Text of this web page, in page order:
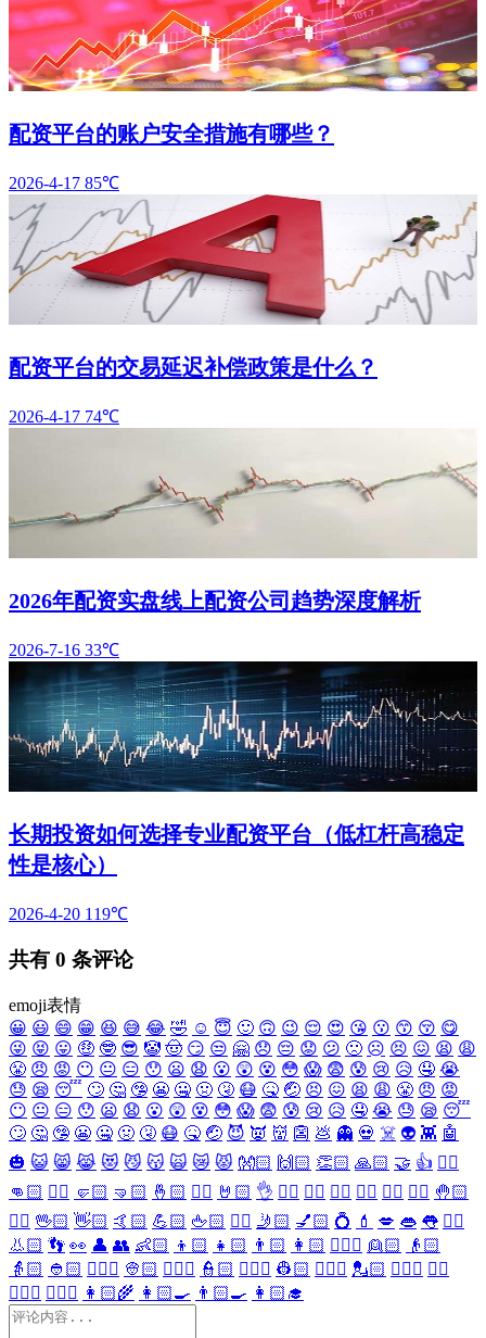
配资平台的账户安全措施有哪些？
2026-4-17 85℃
配资平台的交易延迟补偿政策是什么？
2026-4-17 74℃
2026年配资实盘线上配资公司趋势深度解析
2026-7-16 33℃
长期投资如何选择专业配资平台（低杠杆高稳定
性是核心）
2026-4-20 119℃
共有 0 条评论
emoji表情
😀 😃 😄 😁 😆 😅 😂 🤣 ☺️ 😇 🙂 🙃 😉 😌 😍 😘 😗 😙 😚 😋
😜 😝 😛 🤑 🤓 😎 🤡 🤠 😏 😒 🤗 😞 😔 😟 😕 🙁 ☹️ 😣 😖 😫 😩
😤 😠 😡 😶 😐 😑 😯 😦 😧 😮 😲 😵 😳 😱 😨 😰 😢 😥 🤤 😭
😓 😪 😴 🙄 🤔 🤥 😬 🤐 🤢 🤧 😷 🤒 🤕 😣 😖 😫 😩 😤 😠 😡
😶 😐 😑 😯 😦 😧 😮 😲 😵 😳 😱 😨 😰 😢 😥 🤤 😭 😓 😪 😴
🙄 🤔 🤥 😬 🤐 🤢 🤧 😷 🤒 🤕 😈 👿 👹 👺 💩 👻 💀 ☠️ 👽 👾 🤖
🎃 😺 😸 😹 😻 😼 😽 🙀 😿 😾 👐🏻 🙌🏻 👏🏻 🙏🏻 🤝 👍 👎🏻
👊🏻 ✊🏻 🤛🏻 🤜🏻 🤞🏻 ✌🏻 🤘🏻 👌 👈🏻 👉🏻 👆🏻 👇🏻 ☝🏻 ✋🏻 🤚🏻
🖐🏻 🖖🏻 👋🏻 🤙🏻 💪🏻 🖕🏻 ✍🏻 🤳🏻 💅🏻 💍 💄 💋 👄 👅 👂🏻
👃🏻 👣 👀 👤 👥 👶🏻 👦🏻 👧🏻 👨🏻 👩🏻 👱🏻‍♀️ 👱🏻
👴🏻
👵🏻 👲🏻 👳🏻‍♀️ 👳🏻 👮🏻‍♀️ 👮🏻 👷🏻‍♀️ 👷🏻 💂🏻‍♀️ 💂🏻 🕵🏻‍♀️ 🕵🏻
👩🏻‍⚕️ 👨🏻‍⚕️ 👩🏻‍🌾 👩🏻‍🍳 👨🏻‍🍳 👩🏻‍🎓